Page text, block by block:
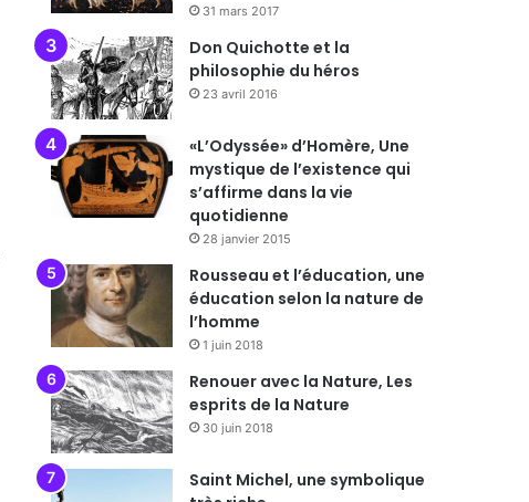
31 mars 2017
Don Quichotte et la
philosophie du héros
23 avril 2016
«L’Odyssée» d’Homère, Une
mystique de l’existence qui
s’affirme dans la vie
quotidienne
28 janvier 2015
Rousseau et l’éducation, une
éducation selon la nature de
l’homme
1 juin 2018
Renouer avec la Nature, Les
esprits de la Nature
30 juin 2018
Saint Michel, une symbolique